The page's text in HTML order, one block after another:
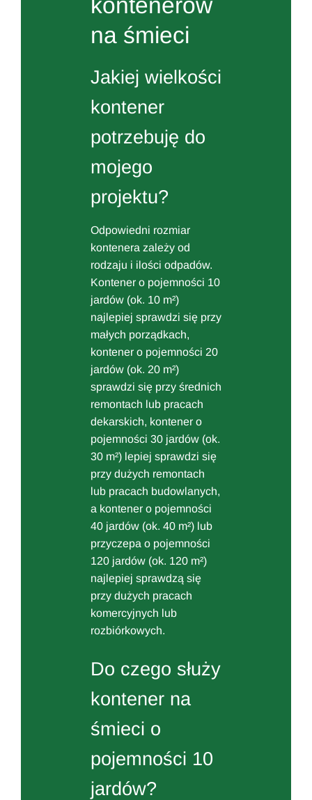
kontenerów
na śmieci
Jakiej wielkości
kontener
potrzebuję do
mojego
projektu?
Odpowiedni rozmiar
kontenera zależy od
rodzaju i ilości odpadów.
Kontener o pojemności 10
jardów (ok. 10 m²)
najlepiej sprawdzi się przy
małych porządkach,
kontener o pojemności 20
jardów (ok. 20 m²)
sprawdzi się przy średnich
remontach lub pracach
dekarskich, kontener o
pojemności 30 jardów (ok.
30 m²) lepiej sprawdzi się
przy dużych remontach
lub pracach budowlanych,
a kontener o pojemności
40 jardów (ok. 40 m²) lub
przyczepa o pojemności
120 jardów (ok. 120 m²)
najlepiej sprawdzą się
przy dużych pracach
komercyjnych lub
rozbiórkowych.
Do czego służy
kontener na
śmieci o
pojemności 10
jardów?